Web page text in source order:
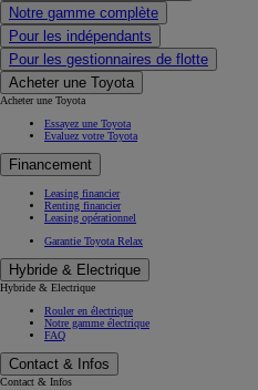
Notre gamme complète
Pour les indépendants
Pour les gestionnaires de flotte
Acheter une Toyota
Acheter une Toyota
Essayez une Toyota
Evaluez votre Toyota
Financement
Leasing financier
Renting financier
Leasing opérationnel
Garantie Toyota Relax
Hybride & Electrique
Hybride & Electrique
Rouler en électrique
Notre gamme électrique
FAQ
Contact & Infos
Contact & Infos